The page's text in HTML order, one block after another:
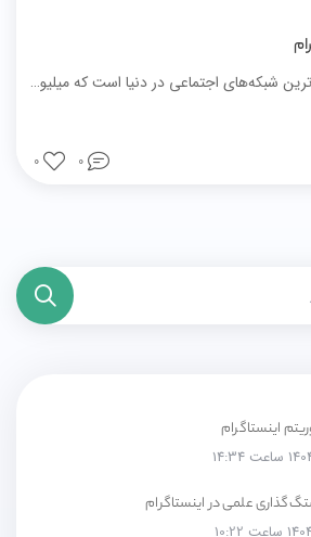
اینستاگرام
علمی در اینستاگرام
اینستاگرام یکی از محبوب‌ترین شبکه‌های اجتماعی در دنیا است که میلیون‌ها نفر روزانه از آن استفاده می‌کنند. اما به عنوان یک کسب‌وکار یا فروشگاه آنلاین، آیا می‌دانید چگونه می‌توانید محتوای خود را در این پلتفرم برجسته کنید؟ رازهای الگوریتم اینستاگرام یکی از کلیدهای موفقیت در این فضا هستند.
0
0